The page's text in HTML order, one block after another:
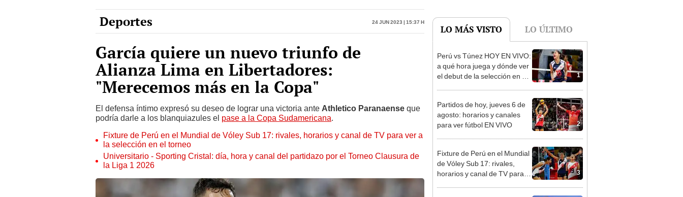
Deportes 24 Jun 2023 | 15:37 h
García quiere un nuevo triunfo de
Alianza Lima en Libertadores:
"Merecemos más en la Copa"
El defensa íntimo expresó su deseo de lograr una victoria ante Athletico Paranaense que
podría darle a los blanquiazules el pase a la Copa Sudamericana.
Fixture de Perú en el Mundial de Vóley Sub 17: rivales, horarios y canal de TV para ver a
la selección en el torneo
Universitario - Sporting Cristal: día, hora y canal del partidazo por el Torneo Clausura de
la Liga 1 2026
LO MÁS VISTO LO ÚLTIMO
1
Perú vs Túnez HOY EN VIVO:
a qué hora juega y dónde ver
el debut de la selección en el
2
Partidos de hoy, jueves 6 de
agosto: horarios y canales
para ver fútbol EN VIVO
3
Fixture de Perú en el Mundial
de Vóley Sub 17: rivales,
horarios y canal de TV para